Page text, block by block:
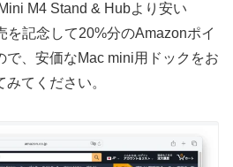
M4 Stand & Hubより安い
を記念して20%分のAmazonポイ
で、安価なMac mini用ドックをお
てください。